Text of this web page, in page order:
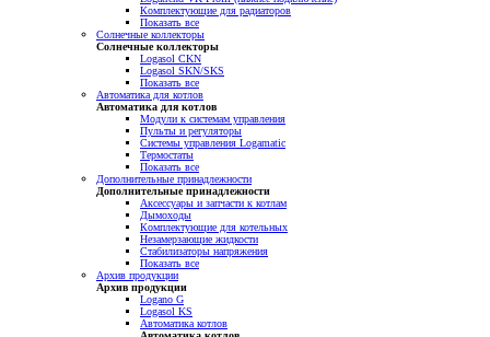
Комплектующие для радиаторов
Показать все
Солнечные коллекторы
Солнечные коллекторы
Logasol CKN
Logasol SKN/SKS
Показать все
Автоматика для котлов
Автоматика для котлов
Модули к системам управления
Пульты и регуляторы
Системы управления Logamatic
Термостаты
Показать все
Дополнительные принадлежности
Дополнительные принадлежности
Аксессуары и запчасти к котлам
Дымоходы
Комплектующие для котельных
Незамерзающие жидкости
Стабилизаторы напряжения
Показать все
Архив продукции
Архив продукции
Logano G
Logasol KS
Автоматика котлов